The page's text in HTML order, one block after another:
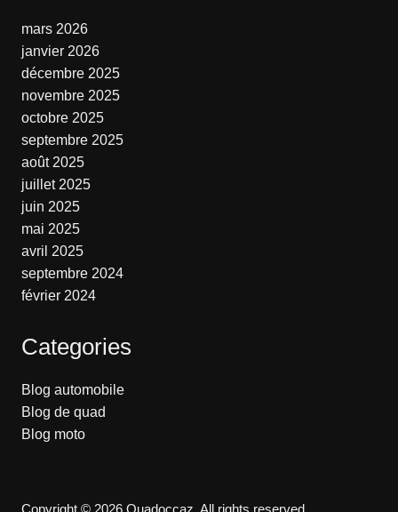
mars 2026
janvier 2026
décembre 2025
novembre 2025
octobre 2025
septembre 2025
août 2025
juillet 2025
juin 2025
mai 2025
avril 2025
septembre 2024
février 2024
Categories
Blog automobile
Blog de quad
Blog moto
Copyright © 2026 Quadoccaz. All rights reserved.